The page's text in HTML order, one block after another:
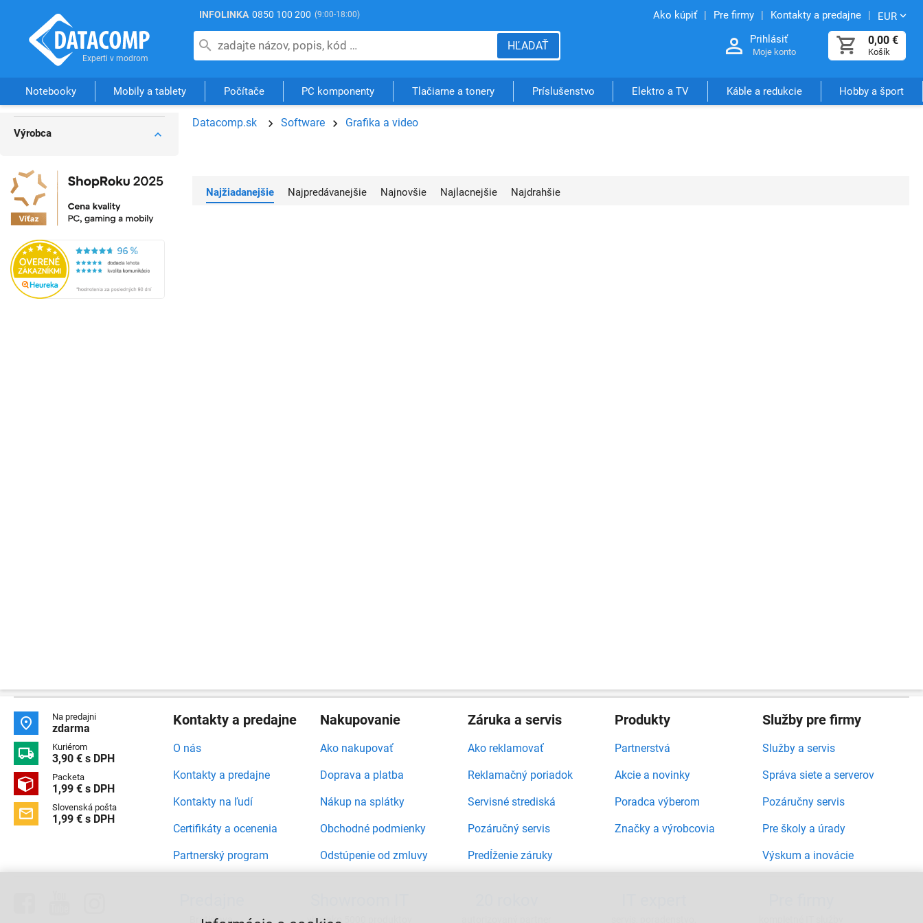
INFOLINKA 0850 100 200 (9:00-18:00) Ako kúpiť Pre firmy Kontakty a predajne EUR
0,00 €
Košík
Prihlásiť
Moje konto
HĽADAŤ
Notebooky Mobily a tablety Počítače PC komponenty Tlačiarne a tonery Príslušenstvo Elektro a TV Káble a redukcie Hobby a šport
Výrobca
Datacomp.sk Software Grafika a video
Najžiadanejšie Najpredávanejšie Najnovšie Najlacnejšie Najdrahšie
 Na predajni
zdarma
 Kuriérom
3,90 € s DPH
 Packeta
1,99 € s DPH
 Slovenská pošta
1,99 € s DPH
Kontakty a predajne
O nás
Kontakty a predajne
Kontakty na ľudí
Certifikáty a ocenenia
Partnerský program
Nakupovanie
Ako nakupovať
Doprava a platba
Nákup na splátky
Obchodné podmienky
Odstúpenie od zmluvy
Záruka a servis
Ako reklamovať
Reklamačný poriadok
Servisné strediská
Pozáručný servis
Predĺženie záruky
Produkty
Partnerstvá
Akcie a novinky
Poradca výberom
Značky a výrobcovia
Služby pre firmy
Služby a servis
Správa siete a serverov
Pozáručny servis
Pre školy a úrady
Výskum a inovácie
Bratislava, viac ako 5000 produktov